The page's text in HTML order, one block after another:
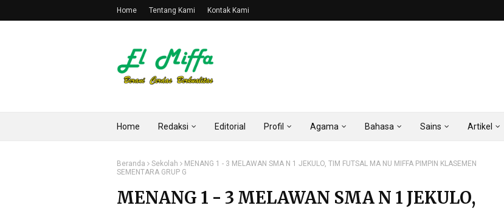
Home Tentang Kami Kontak Kami
Home Redaksi Editorial Profil Agama Bahasa Sains Artikel
Beranda Sekolah
MENANG 1 - 3 MELAWAN SMA N 1 JEKULO, TIM FUTSAL MA NU MIFFA PIMPIN KLASEMEN
SEMENTARA GRUP G
MENANG 1 - 3 MELAWAN SMA N 1 JEKULO,